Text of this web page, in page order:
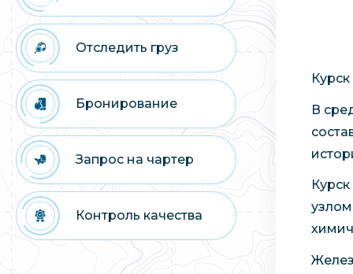
Отследить груз
Бронирование
Запрос на чартер
Контроль качества
В